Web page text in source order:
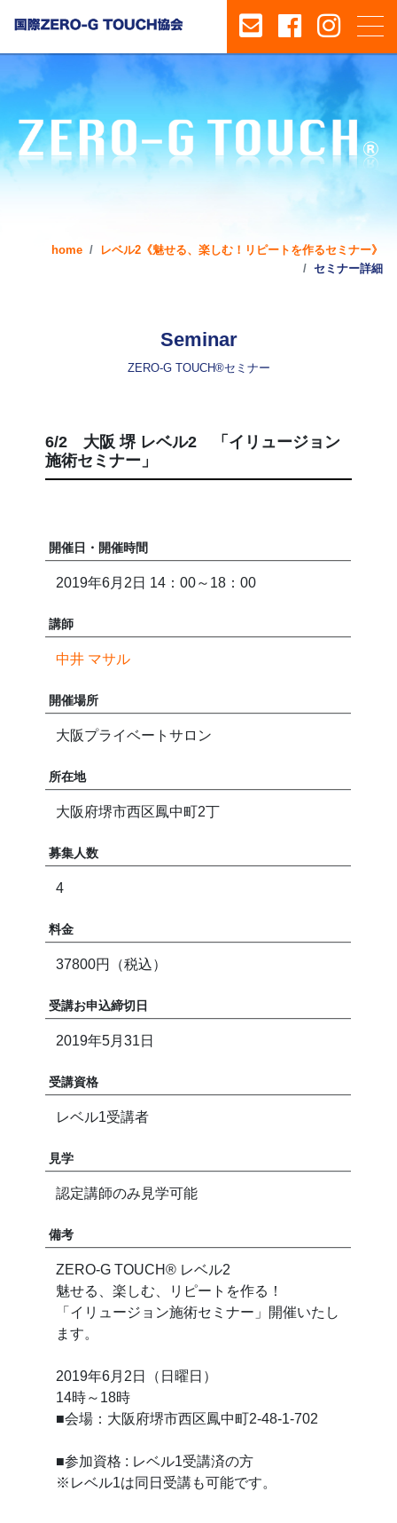
home
レベル2《魅せる、楽しむ！リピートを作るセミナー》
セミナー詳細
Seminar
ZERO-G TOUCH®セミナー
6/2 大阪 堺 レベル2 「イリュージョン
施術セミナー」
開催日・開催時間
2019年6月2日 14：00～18：00
講師
中井 マサル
開催場所
大阪プライベートサロン
所在地
大阪府堺市西区鳳中町2丁
募集人数
4
料金
37800円（税込）
受講お申込締切日
2019年5月31日
受講資格
レベル1受講者
見学
認定講師のみ見学可能
備考
ZERO-G TOUCH®︎ レベル2
魅せる、楽しむ、リピートを作る！
「イリュージョン施術セミナー」開催いたし
ます。
2019年6月2日（日曜日）
14時～18時
■会場：大阪府堺市西区鳳中町2-48-1-702
■参加資格 : レベル1受講済の方
※レベル1は同日受講も可能です。